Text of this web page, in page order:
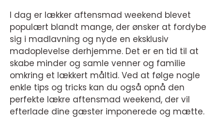
I dag er lækker aftensmad weekend blevet
populært blandt mange, der ønsker at fordybe
sig i madlavning og nyde en eksklusiv
madoplevelse derhjemme. Det er en tid til at
skabe minder og samle venner og familie
omkring et lækkert måltid. Ved at følge nogle
enkle tips og tricks kan du også opnå den
perfekte lækre aftensmad weekend, der vil
efterlade dine gæster imponerede og mætte.